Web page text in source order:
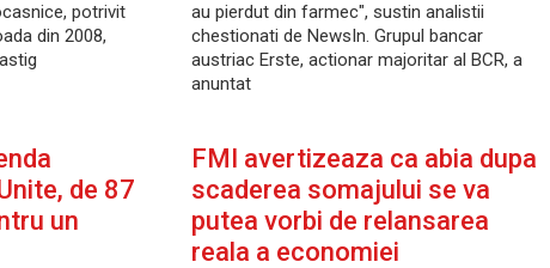
potrivit
din 2008,
au pierdut din farmec", sustin analistii
chestionati de NewsIn. Grupul bancar
austriac Erste, actionar majoritar al BCR, a
anuntat
de 87
un
FMI avertizeaza ca abia dupa
scaderea somajului se va
putea vorbi de relansarea
reala a economiei